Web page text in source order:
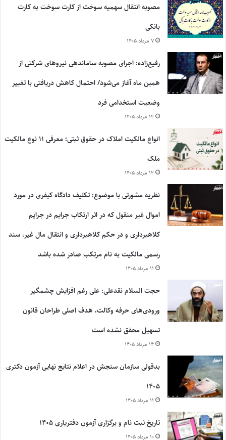
مصوبه انتقال سهمیه سوخت از کارت سوخت به کارت
بانکی
۷ مرداد ۱۴۰۵
رفیع‌زاده: اجرای مصوبه ساماندهی نیروهای شرکتی از
همین ماه آغاز می‌شود/ احتمال کاهش دریافتی با تغییر
وضعیت استخدامی فرد
۱۲ مرداد ۱۴۰۵
انواع مالکیت املاک در حقوق ثبتی؛ معرفی ۱۱ نوع مالکیت
ملک
۱۲ مرداد ۱۴۰۵
نظریه مشورتی با موضوع: تکلیف دادگاه کیفری در مورد
اموال غیر منقول که در اثر ارتکاب جرایم در جرایم
کلاهبرداری و در حکم کلاهبرداری و انتقال مال غیر، سند
رسمی مالکیت به نام مرتکب صادر شده باشد
۱۱ مرداد ۱۴۰۵
حجت السلام نقدعلی: علی رغم افزایش چشمگیر
ورودی‌های حرفه وکالت، هدف اصلی طراحان قانون
تسهیل محقق نشده است
۱۴ مرداد ۱۴۰۵
بدقولی سازمان سنجش در اعلام نتایج نهایی آزمون دکتری
۱۴۰۵
۱۱ مرداد ۱۴۰۵
تاریخ ثبت نام و برگزاری آزمون دفتریاری ۱۴۰۵
۱۰ مرداد ۱۴۰۵